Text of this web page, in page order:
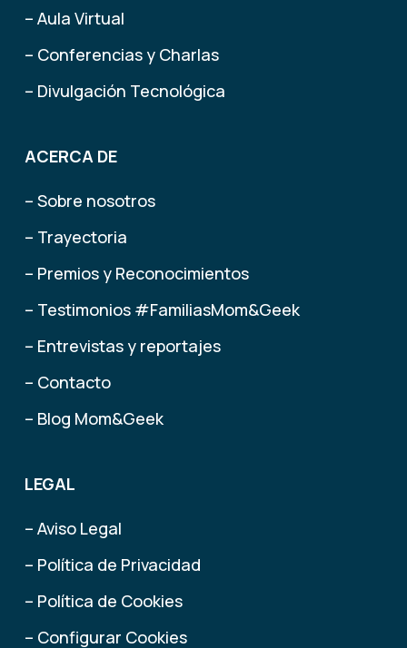
– Aula Virtual
– Conferencias y Charlas
– Divulgación Tecnológica
ACERCA DE
– Sobre nosotros
– Trayectoria
– Premios y Reconocimientos
– Testimonios #FamiliasMom&Geek
– Entrevistas y reportajes
– Contacto
– Blog Mom&Geek
LEGAL
– Aviso Legal
– Política de Privacidad
– Política de Cookies
– Configurar Cookies